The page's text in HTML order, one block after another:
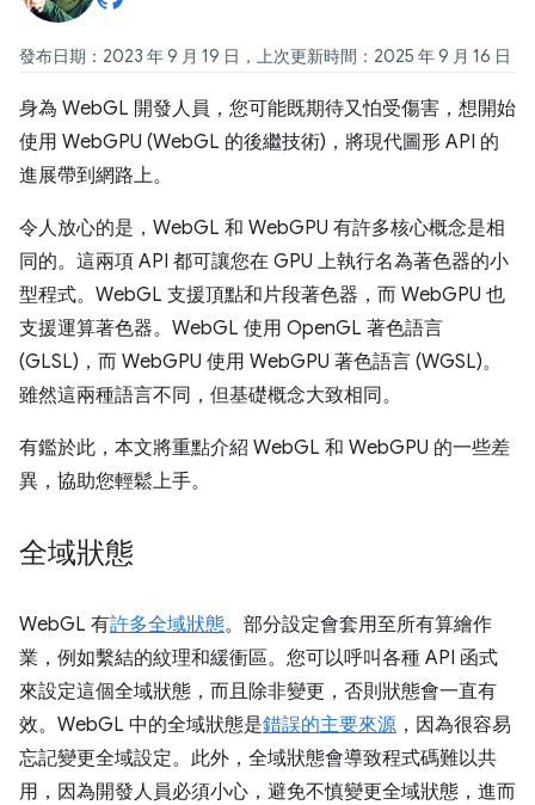
發布日期：2023 年 9 月 19 日，上次更新時間：2025 年 9 月 16 日
身為 WebGL 開發人員，您可能既期待又怕受傷害，想開始
使用 WebGPU (WebGL 的後繼技術)，將現代圖形 API 的
進展帶到網路上。
令人放心的是，WebGL 和 WebGPU 有許多核心概念是相
同的。這兩項 API 都可讓您在 GPU 上執行名為著色器的小
型程式。WebGL 支援頂點和片段著色器，而 WebGPU 也
支援運算著色器。WebGL 使用 OpenGL 著色語言
(GLSL)，而 WebGPU 使用 WebGPU 著色語言 (WGSL)。
雖然這兩種語言不同，但基礎概念大致相同。
有鑑於此，本文將重點介紹 WebGL 和 WebGPU 的一些差
異，協助您輕鬆上手。
全域狀態
WebGL 有許多全域狀態。部分設定會套用至所有算繪作
業，例如繫結的紋理和緩衝區。您可以呼叫各種 API 函式
來設定這個全域狀態，而且除非變更，否則狀態會一直有
效。WebGL 中的全域狀態是錯誤的主要來源 ，因為很容易
忘記變更全域設定。此外，全域狀態會導致程式碼難以共
用，因為開發人員必須小心，避免不慎變更全域狀態，進而